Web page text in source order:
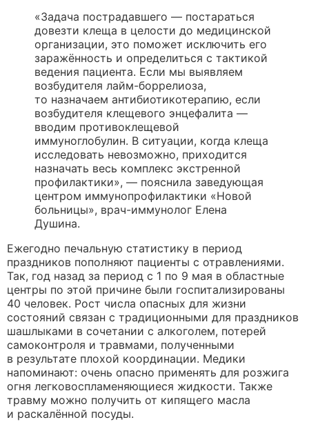
«Задача пострадавшего — постараться
довезти клеща в целости до медицинской
организации, это поможет исключить его
заражённость и определиться с тактикой
ведения пациента. Если мы выявляем
возбудителя лайм-боррелиоза,
то назначаем антибиотикотерапию, если
возбудителя клещевого энцефалита —
вводим противоклещевой
иммуноглобулин. В ситуации, когда клеща
исследовать невозможно, приходится
назначать весь комплекс экстренной
профилактики», — пояснила заведующая
центром иммунопрофилактики «Новой
больницы», врач-иммунолог Елена
Душина.
Ежегодно печальную статистику в период
праздников пополняют пациенты с отравлениями.
Так, год назад за период с 1 по 9 мая в областные
центры по этой причине были госпитализированы
40 человек. Рост числа опасных для жизни
состояний связан с традиционными для праздников
шашлыками в сочетании с алкоголем, потерей
самоконтроля и травмами, полученными
в результате плохой координации. Медики
напоминают: очень опасно применять для розжига
огня легковоспламеняющиеся жидкости. Также
травму можно получить от кипящего масла
и раскалённой посуды.